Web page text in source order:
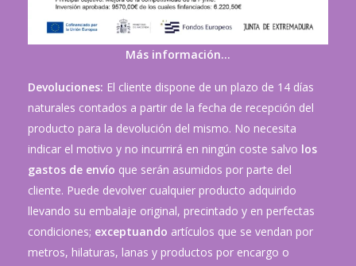
Más información…
Devoluciones: El cliente dispone de un plazo de 14 días
naturales contados a partir de la fecha de recepción del
producto para la devolución del mismo. No necesita
indicar el motivo y no incurrirá en ningún coste salvo los
gastos de envío que serán asumidos por parte del
cliente. Puede devolver cualquier producto adquirido
llevando su embalaje original, precintado y en perfectas
condiciones; exceptuando artículos que se vendan por
metros, hilaturas, lanas y productos por encargo o